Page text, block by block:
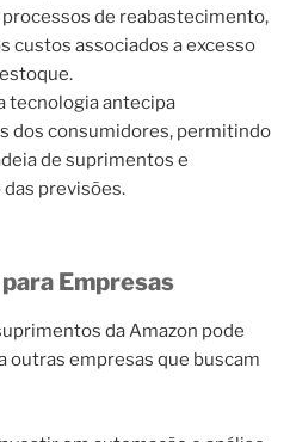
de reabastecimento,
custos associados a excesso
tecnologia antecipa
dos consumidores, permitindo
de suprimentos e
previsões.
Empresas
da Amazon pode
outras empresas que buscam